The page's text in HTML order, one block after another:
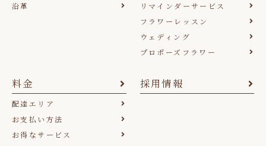
沿革
リマインダーサービス
フラワーレッスン
ウェディング
プロポーズフラワー
料金
配達エリア
お支払い方法
お得なサービス
採用情報